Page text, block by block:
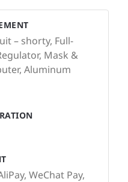
– shorty, Full-
Mask &
Aluminum
WeChat Pay,